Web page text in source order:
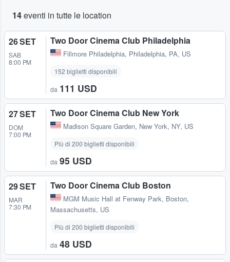
14eventi in tutte le location
26 SET
SAB
8:00 PM
Two Door Cinema Club Philadelphia
Fillmore Philadelphia, Philadelphia, PA, US
152 biglietti disponibili
da 111 USD
27 SET
DOM
7:00 PM
Two Door Cinema Club New York
Madison Square Garden, New York, NY, US
Più di 200 biglietti disponibili
da 95 USD
29 SET
MAR
7:30 PM
Two Door Cinema Club Boston
MGM Music Hall at Fenway Park, Boston,
Massachusetts, US
Più di 200 biglietti disponibili
da 48 USD